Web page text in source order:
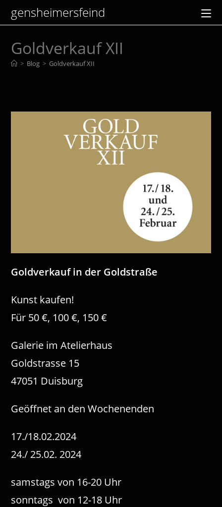
Inhaltgensheimersfeind
Goldverkauf XII
> Blog > Goldverkauf XII
Goldverkauf in der Goldstraße
Kunst kaufen!
Für 50 €, 100 €, 150 €
Galerie im Atelierhaus
Goldstrasse 15
47051 Duisburg
Geöffnet an den Wochenenden
17./18.02.2024
24./ 25.02. 2024
samstags von 16-20 Uhr
sonntags von 12-18 Uhr